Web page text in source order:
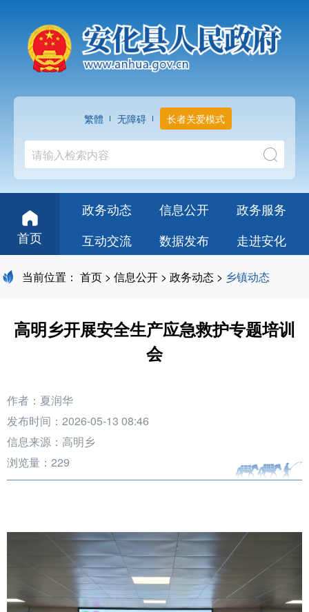
繁體 无障碍 长者关爱模式
首页
政务动态 信息公开
政务服务
互动交流
数据发布 走进安化
当前位置： 首页 > 信息公开 > 政务动态 > 乡镇动态
高明乡开展安全生产应急救护专题培训
会
作者：夏润华
发布时间：2026-05-13 08:46
信息来源：高明乡
浏览量： 229